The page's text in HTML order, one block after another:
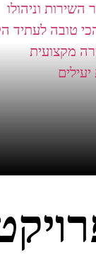
וניהולו
טובה לעתיד
מקצועית